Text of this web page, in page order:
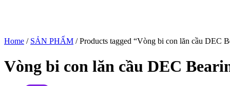
Home / SẢN PHẨM / Products tagged “Vòng bi con lăn cầu DEC
Vòng bi con lăn cầu DEC